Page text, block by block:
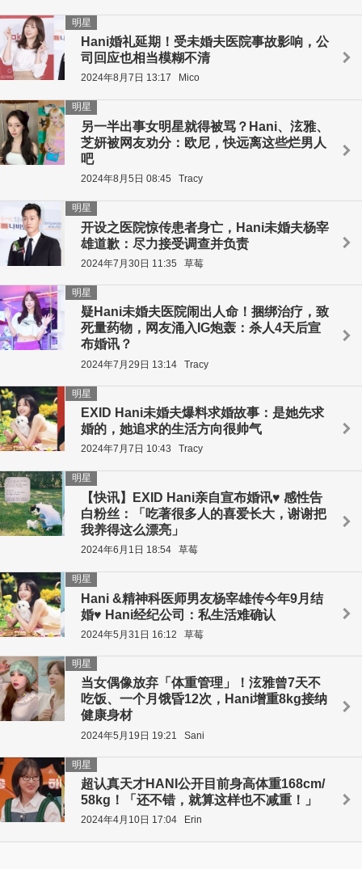
Hani婚礼延期！受未婚夫医院事故影响，公
司回应也相当模糊不清
明星
2024年8月7日 13:17 Mico
另一半出事女明星就得被骂？Hani、泫雅、
芝妍被网友劝分：欧尼，快远离这些烂男人
吧
明星
2024年8月5日 08:45 Tracy
开设之医院惊传患者身亡，Hani未婚夫杨宰
雄道歉：尽力接受调查并负责
明星
2024年7月30日 11:35 草莓
疑Hani未婚夫医院闹出人命！捆绑治疗，致
死量药物，网友涌入IG炮轰：杀人4天后宣
布婚讯？
明星
2024年7月29日 13:14 Tracy
EXID Hani未婚夫爆料求婚故事：是她先求
婚的，她追求的生活方向很帅气
明星
2024年7月7日 10:43 Tracy
【快讯】EXID Hani亲自宣布婚讯♥ 感性告
白粉丝：「吃著很多人的喜爱长大，谢谢把
我养得这么漂亮」
明星
2024年6月1日 18:54 草莓
Hani &精神科医师男友杨宰雄传今年9月结
婚♥ Hani经纪公司：私生活难确认
明星
2024年5月31日 16:12 草莓
当女偶像放弃「体重管理」！泫雅曾7天不
吃饭、一个月饿昏12次，Hani增重8kg接纳
健康身材
明星
2024年5月19日 19:21 Sani
超认真天才HANI公开目前身高体重168cm/
58kg！「还不错，就算这样也不减重！」
明星
2024年4月10日 17:04 Erin